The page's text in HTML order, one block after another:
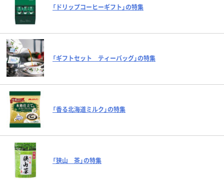
「ドリップコーヒーギフト」の特集
「ギフトセット ティーバッグ」の特集
「香る北海道ミルク」の特集
「狭山 茶」の特集